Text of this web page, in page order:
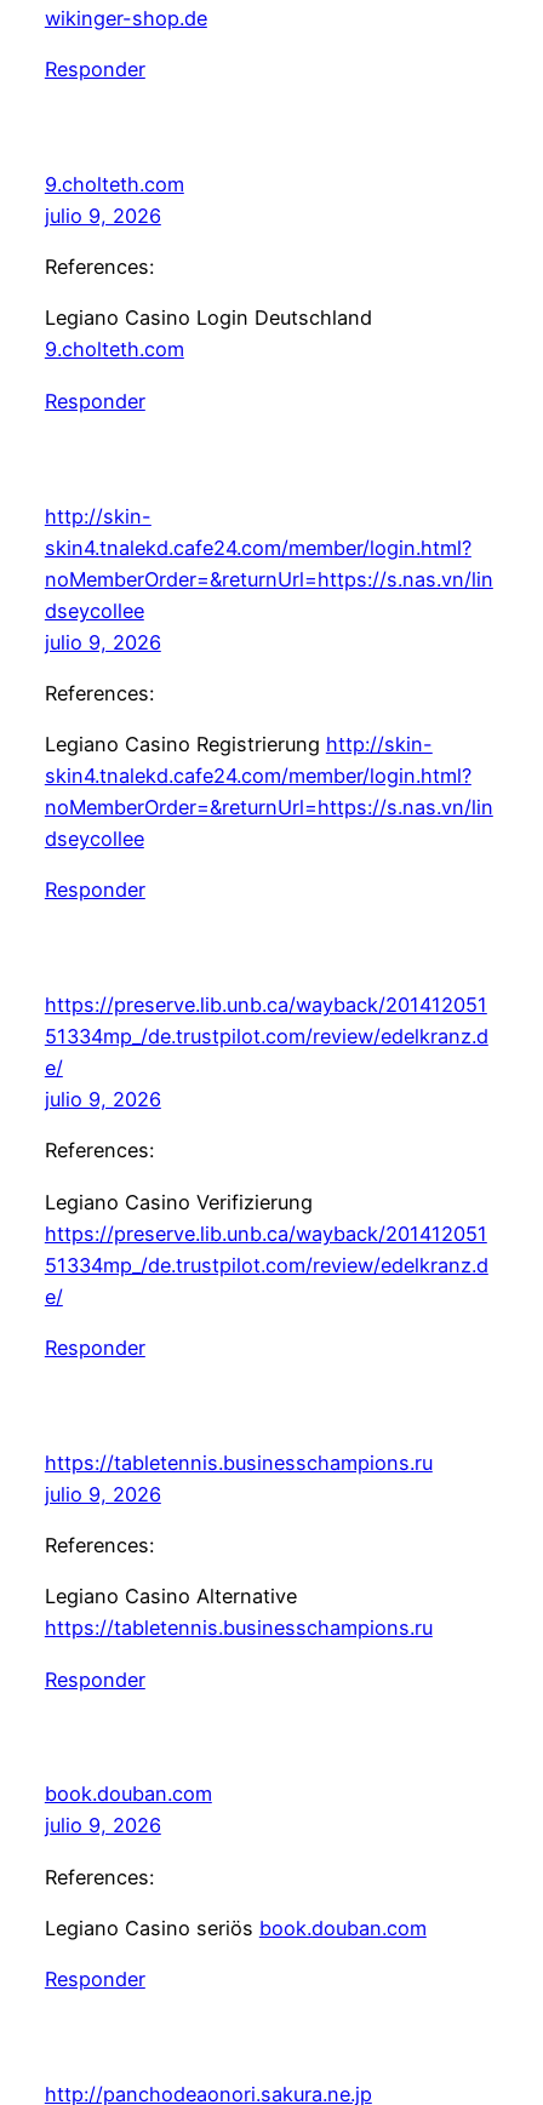
wikinger-shop.de
Responder
9.cholteth.com
julio 9, 2026
References:
Legiano Casino Login Deutschland
9.cholteth.com
Responder
http://skin-
skin4.tnalekd.cafe24.com/member/login.html?
noMemberOrder=&returnUrl=https://s.nas.vn/lin
dseycollee
julio 9, 2026
References:
Legiano Casino Registrierung http://skin-
skin4.tnalekd.cafe24.com/member/login.html?
noMemberOrder=&returnUrl=https://s.nas.vn/lin
dseycollee
Responder
https://preserve.lib.unb.ca/wayback/201412051
51334mp_/de.trustpilot.com/review/edelkranz.d
e/
julio 9, 2026
References:
Legiano Casino Verifizierung
https://preserve.lib.unb.ca/wayback/201412051
51334mp_/de.trustpilot.com/review/edelkranz.d
e/
Responder
https://tabletennis.businesschampions.ru
julio 9, 2026
References:
Legiano Casino Alternative
https://tabletennis.businesschampions.ru
Responder
book.douban.com
julio 9, 2026
References:
Legiano Casino seriös book.douban.com
Responder
http://panchodeaonori.sakura.ne.jp